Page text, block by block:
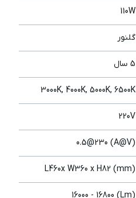
110W
گلنور
5 سال
3000K, 4000K, 5000K, 6500K
220V
(A@V) 0.5@230
(mm) L460x W360 x H82
(Lm) 16000 - 16800